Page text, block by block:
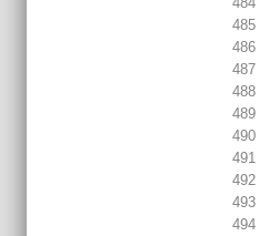
485
486
487
488
489
490
491
492
493
494